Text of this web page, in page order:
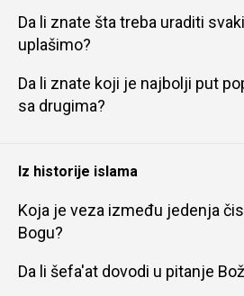
Da li znate šta treba uraditi
uplašimo?
Da li znate koji je najbolji put
sa drugima?
Iz historije islama
Koja je veza između jedenja
Bogu?
Da li šefa'at dovodi u pitanje